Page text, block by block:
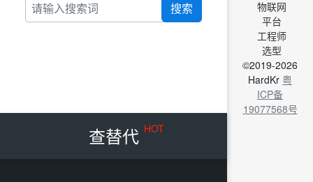
搜索
查替代 HOT
物联网
平台
工程师
选型
©2019-2026
HardKr 粤
ICP备
19077568号